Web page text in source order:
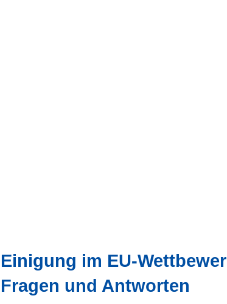
Einigung im EU-
Fragen und Antworten